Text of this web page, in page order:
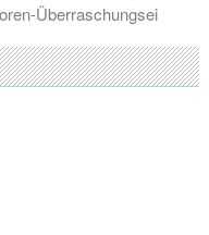
Überraschungsei